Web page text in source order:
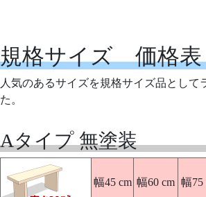
規格サイズ 価格表
人気のあるサイズを規格サイズ品として
た。
Aタイプ 無塗装
幅45 cm 幅60 cm 幅75